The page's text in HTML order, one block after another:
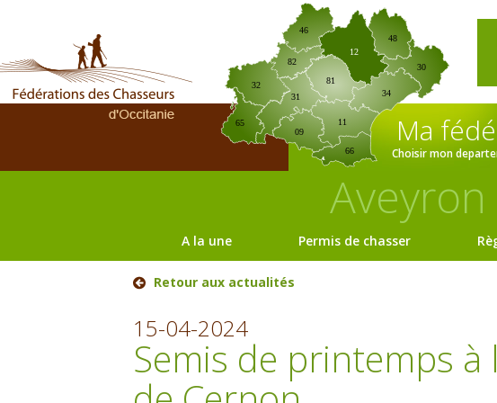
09
12
30
31
32
34
46
65
66
81
82
11
48
Ma fédé
Choisir mon
Aveyron
A la une Permis de chasser
Retour aux actualités
15-04-2024
Semis de printemps à